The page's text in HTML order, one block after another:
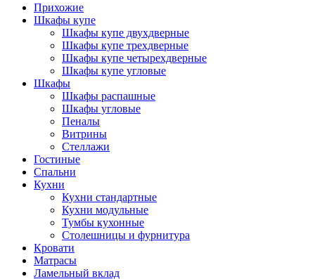
Прихожие
Шкафы купе
Шкафы купе двухдверные
Шкафы купе трехдверные
Шкафы купе четырехдверные
Шкафы купе угловые
Шкафы
Шкафы распашные
Шкафы угловые
Пеналы
Витрины
Стеллажи
Гостиные
Спальни
Кухни
Кухни стандартные
Кухни модульные
Тумбы кухонные
Столешницы и фурнитура
Кровати
Матрасы
Ламельный вклад